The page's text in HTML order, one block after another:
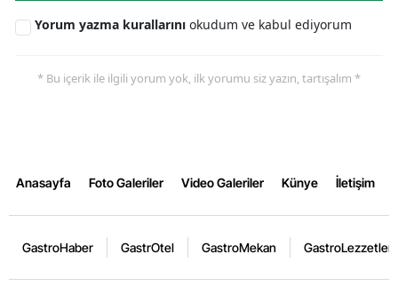
Yorum yazma kurallarını okudum ve kabul ediyorum
* Bu içerik ile ilgili yorum yok, ilk yorumu siz yazın, tartışalım *
Anasayfa Foto Galeriler Video Galeriler Künye İletişim
GastroHaber GastrOtel GastroMekan GastroLezzetler